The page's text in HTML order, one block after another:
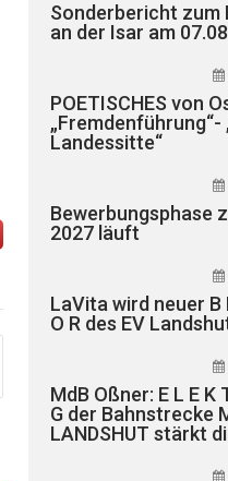
Sonderbericht zum
an der Isar am
POETISCHES von
„Fremdenführung“-
Landessitte“
Bewerbungsphase
2027 läuft
LaVita wird neuer B
O R des EV
MdB Oßner: E L E K
G der Bahnstrecke
LANDSHUT stärkt